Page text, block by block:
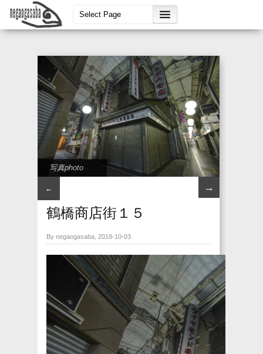
写真photo
← →
鶴橋商店街１５
By negaogasaba, 2018-10-03